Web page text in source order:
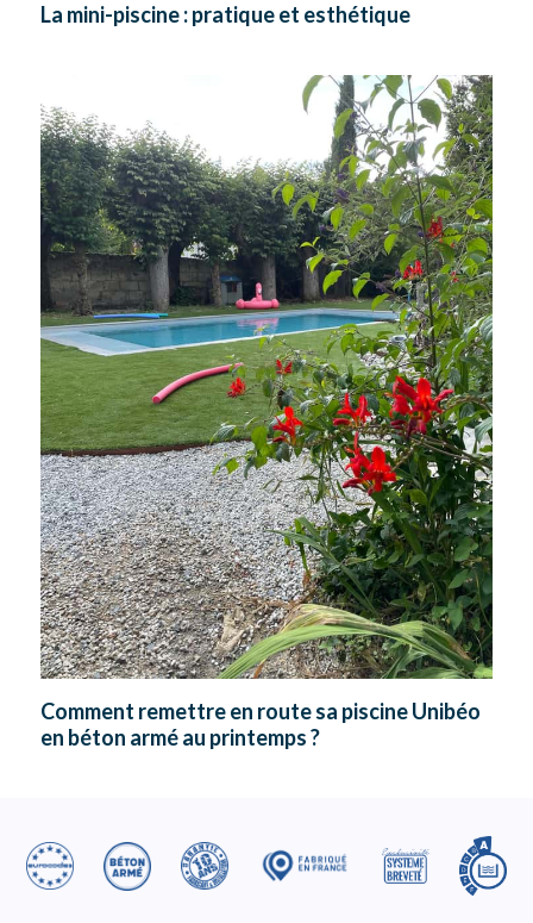
La mini-piscine : pratique et esthétique
Comment remettre en route sa piscine Unibéo
en béton armé au printemps ?